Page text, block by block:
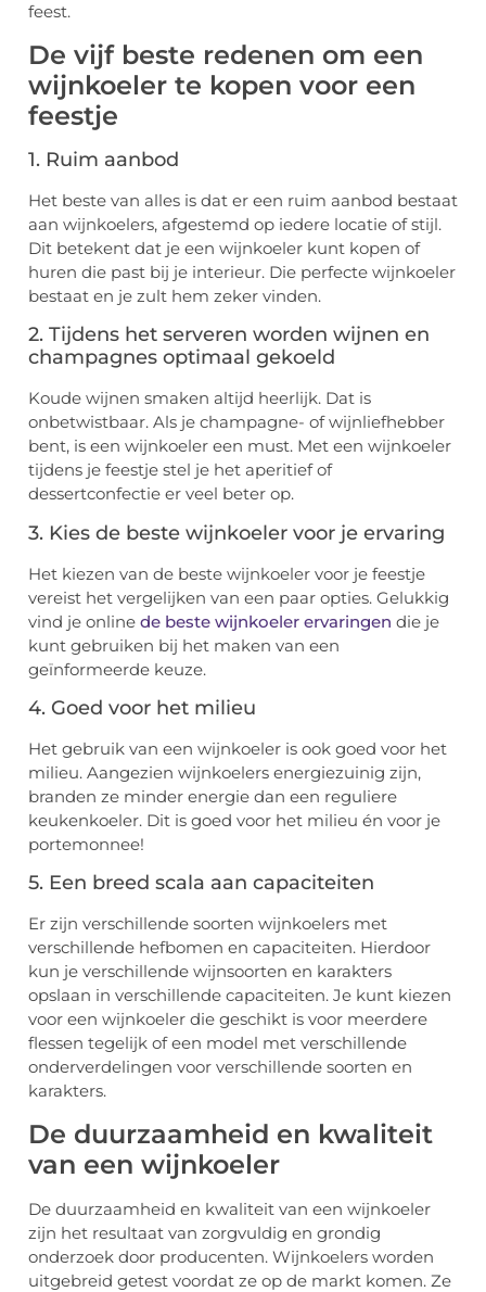
feest.
De vijf beste redenen om een
wijnkoeler te kopen voor een
feestje
1. Ruim aanbod
Het beste van alles is dat er een ruim aanbod bestaat
aan wijnkoelers, afgestemd op iedere locatie of stijl.
Dit betekent dat je een wijnkoeler kunt kopen of
huren die past bij je interieur. Die perfecte wijnkoeler
bestaat en je zult hem zeker vinden.
2. Tijdens het serveren worden wijnen en
champagnes optimaal gekoeld
Koude wijnen smaken altijd heerlijk. Dat is
onbetwistbaar. Als je champagne- of wijnliefhebber
bent, is een wijnkoeler een must. Met een wijnkoeler
tijdens je feestje stel je het aperitief of
dessertconfectie er veel beter op.
3. Kies de beste wijnkoeler voor je ervaring
Het kiezen van de beste wijnkoeler voor je feestje
vereist het vergelijken van een paar opties. Gelukkig
vind je online de beste wijnkoeler ervaringen die je
kunt gebruiken bij het maken van een
geïnformeerde keuze.
4. Goed voor het milieu
Het gebruik van een wijnkoeler is ook goed voor het
milieu. Aangezien wijnkoelers energiezuinig zijn,
branden ze minder energie dan een reguliere
keukenkoeler. Dit is goed voor het milieu én voor je
portemonnee!
5. Een breed scala aan capaciteiten
Er zijn verschillende soorten wijnkoelers met
verschillende hefbomen en capaciteiten. Hierdoor
kun je verschillende wijnsoorten en karakters
opslaan in verschillende capaciteiten. Je kunt kiezen
voor een wijnkoeler die geschikt is voor meerdere
flessen tegelijk of een model met verschillende
onderverdelingen voor verschillende soorten en
karakters.
De duurzaamheid en kwaliteit
van een wijnkoeler
De duurzaamheid en kwaliteit van een wijnkoeler
zijn het resultaat van zorgvuldig en grondig
onderzoek door producenten. Wijnkoelers worden
uitgebreid getest voordat ze op de markt komen. Ze